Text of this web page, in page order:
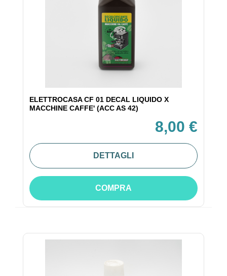
ELETTROCASA CF 01 DECAL LIQUIDO X
MACCHINE CAFFE' (ACC AS 42)
8,00 €
DETTAGLI
COMPRA